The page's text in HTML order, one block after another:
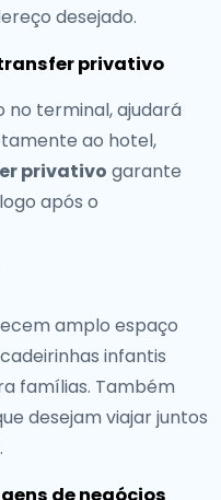
desejado.
privativo
terminal, ajudará
ao hotel,
privativo garante
após o
amplo espaço
infantis
famílias. Também
desejam viajar juntos